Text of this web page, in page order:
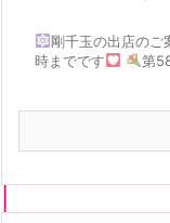
剛千玉の出店のご
時までです
第